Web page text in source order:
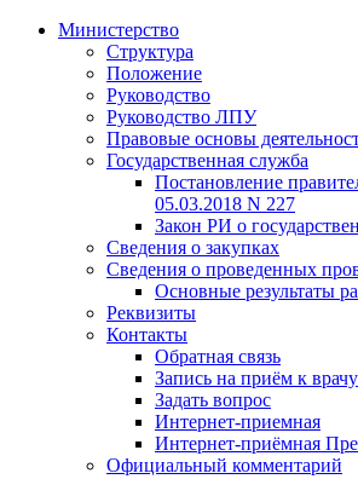
Министерство
Структура
Положение
Руководство
Руководство ЛПУ
Правовые основы
Государственная служба
Постановление
05.03.2018 N 227
Закон РИ о
Сведения о закупках
Сведения о проведенных
Основные результаты
Реквизиты
Контакты
Обратная связь
Запись на приём к врачу
Задать вопрос
Интернет-приемная
Интернет-приёмная
Официальный комментарий